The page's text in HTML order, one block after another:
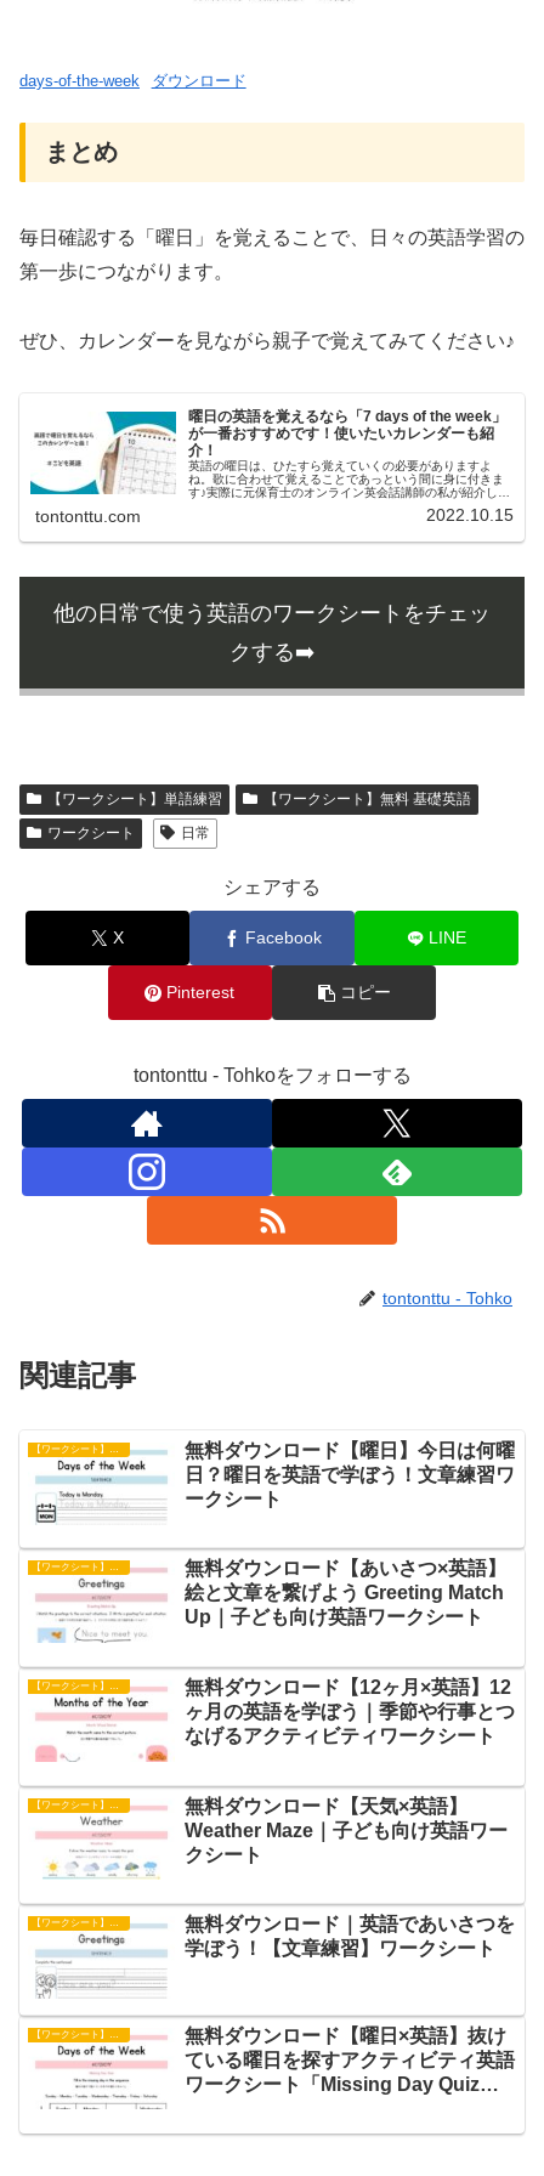
days-of-the-week ダウンロード
まとめ
毎日確認する「曜日」を覚えることで、日々の英語学習の
第一歩につながります。
ぜひ、カレンダーを見ながら親子で覚えてみてください♪
曜日の英語を覚えるなら「7 days of the week」
が一番おすすめです！使いたいカレンダーも紹
介！
英語の曜日は、ひたすら覚えていくの必要がありますよ
ね。歌に合わせて覚えることであっという間に身に付きま
す♪実際に元保育士のオンライン英会話講師の私が紹介しま
tontonttu.com 2022.10.15
他の日常で使う英語のワークシートをチェッ
クする➡️
【ワークシート】単語練習
【ワークシート】無料 基礎英語
ワークシート
日常
シェアする
X Facebook LINE
Pinterest コピー
tontonttu - Tohkoをフォローする
tontonttu - Tohko
関連記事
無料ダウンロード【曜日】今日は何曜
日？曜日を英語で学ぼう！文章練習ワ
ークシート
【ワークシート】アクティビティ
無料ダウンロード【あいさつ×英語】
絵と文章を繋げよう Greeting Match
Up｜子ども向け英語ワークシート
【ワークシート】アクティビティ
無料ダウンロード【12ヶ月×英語】12
ヶ月の英語を学ぼう｜季節や行事とつ
なげるアクティビティワークシート
無料ダウンロード【天気×英語】
Weather Maze｜子ども向け英語ワー
クシート
【ワークシート】文章練習
無料ダウンロード｜英語であいさつを
学ぼう！【文章練習】ワークシート
無料ダウンロード【曜日×英語】抜け
ている曜日を探すアクティビティ英語
ワークシート「Missing Day Quiz」